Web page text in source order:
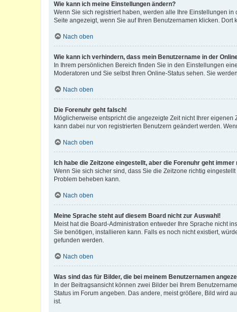
Wie kann ich meine Einstellungen ändern?
Wenn Sie sich registriert haben, werden alle Ihre Einstellungen
Seite angezeigt, wenn Sie auf Ihren Benutzernamen klicken.
Nach oben
Wie kann ich verhindern, dass mein Benutzername in der
In Ihrem persönlichen Bereich finden Sie in den Einstellungen
Moderatoren und Sie selbst Ihren Online-Status sehen. Sie
Nach oben
Die Forenuhr geht falsch!
Möglicherweise entspricht die angezeigte Zeit nicht Ihrer
kann dabei nur von registrierten Benutzern geändert werden.
Nach oben
Ich habe die Zeitzone eingestellt, aber die Forenuhr geht immer
Wenn Sie sich sicher sind, dass Sie die Zeitzone richtig
Problem beheben kann.
Nach oben
Meine Sprache steht auf diesem Board nicht zur Auswahl!
Meist hat die Board-Administration entweder Ihre Sprache nicht
Sie benötigen, installieren kann. Falls es noch nicht existiert,
gefunden werden.
Nach oben
Was sind das für Bilder, die bei meinem Benutzernamen
In der Beitragsansicht können zwei Bilder bei Ihrem
Status im Forum angeben. Das andere, meist größere, Bild wird
ist.